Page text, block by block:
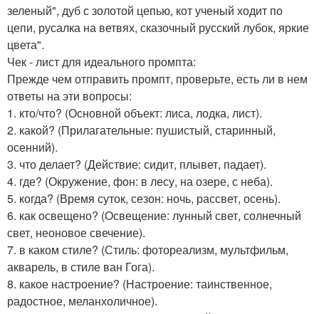
зеленый", дуб с золотой цепью, кот ученый ходит по
цепи, русалка на ветвях, сказочный русский лубок, яркие
цвета".
Чек - лист для идеального промпта:
Прежде чем отправить промпт, проверьте, есть ли в нем
ответы на эти вопросы:
1. кто/что? (Основной объект: лиса, лодка, лист).
2. какой? (Прилагательные: пушистый, старинный,
осенний).
3. что делает? (Действие: сидит, плывет, падает).
4. где? (Окружение, фон: в лесу, на озере, с неба).
5. когда? (Время суток, сезон: ночь, рассвет, осень).
6. как освещено? (Освещение: лунный свет, солнечный
свет, неоновое свечение).
7. в каком стиле? (Стиль: фотореализм, мультфильм,
акварель, в стиле ван Гога).
8. какое настроение? (Настроение: таинственное,
радостное, меланхоличное).